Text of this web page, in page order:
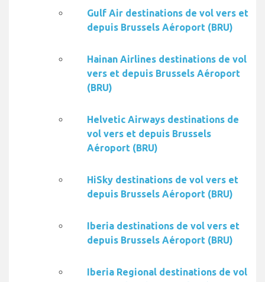
Gulf Air destinations de vol vers et
depuis Brussels Aéroport (BRU)
Hainan Airlines destinations de vol
vers et depuis Brussels Aéroport
(BRU)
Helvetic Airways destinations de
vol vers et depuis Brussels
Aéroport (BRU)
HiSky destinations de vol vers et
depuis Brussels Aéroport (BRU)
Iberia destinations de vol vers et
depuis Brussels Aéroport (BRU)
Iberia Regional destinations de vol